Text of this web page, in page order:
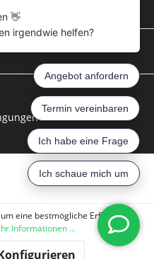
eine bestmögliche Erfahrung
Informationen ...